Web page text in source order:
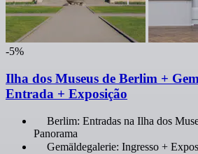
-5%
Ilha dos Museus de Berlim +
Entrada + Exposição
Berlim: Entradas na Ilha dos
Panorama
Gemäldegalerie: Ingresso +